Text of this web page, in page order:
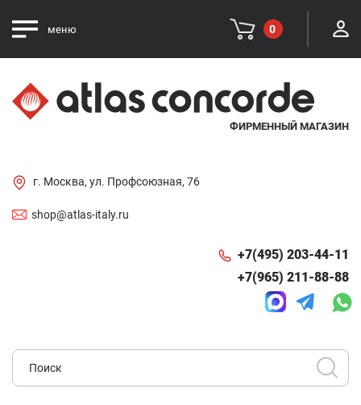
меню 0
ФИРМЕННЫЙ МАГАЗИН
г. Москва, ул. Профсоюзная, 76
shop@atlas-italy.ru
+7(495) 203-44-11
+7(965) 211-88-88